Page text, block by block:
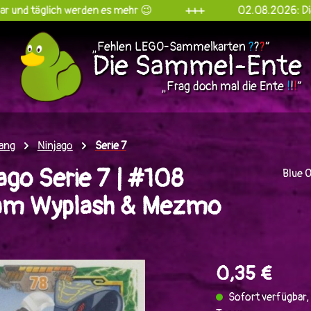
werden es mehr 😉 +++ 02.08.2026: Die
„Fehlen LEGO-Sammelkarten ???“
Die Sammel-Ente
„Frag doch mal die Ente!!!“
Ninjago Serie 7
Serie 7 | #108
Wyplash & Mezmo
Blue
0,35 €
Sofort